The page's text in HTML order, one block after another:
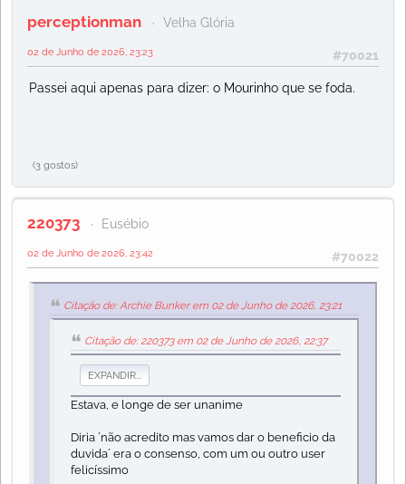
perceptionman Velha Glória
#70021
02 de Junho de 2026, 23:23
Passei aqui apenas para dizer: o Mourinho que se foda.
(3 gostos)
220373 Eusébio
#70022
02 de Junho de 2026, 23:42
Citação de: Archie Bunker em 02 de Junho de 2026, 23:21
Citação de: 220373 em 02 de Junho de 2026, 22:37
EXPANDIR...
Estava, e longe de ser unanime
Diria ´não acredito mas vamos dar o beneficio da
duvida´ era o consenso, com um ou outro user
felicíssimo